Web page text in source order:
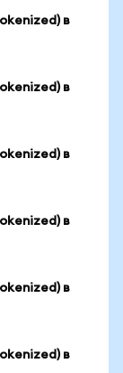
в
в
в
в
в
в